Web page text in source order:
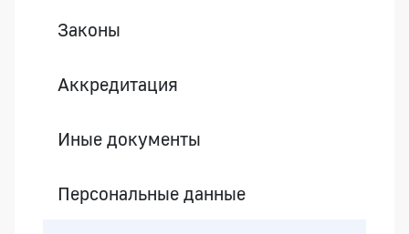
Законы
Аккредитация
Иные документы
Персональные данные